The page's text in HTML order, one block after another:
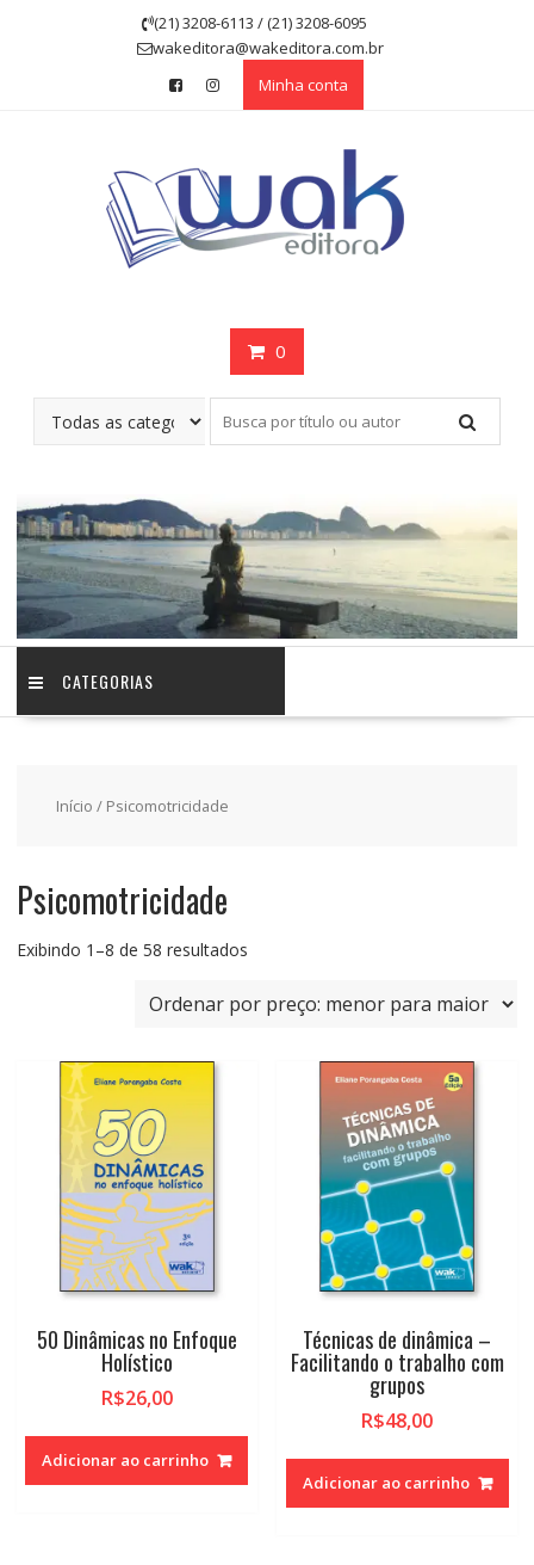
(21) 3208-6113 / (21) 3208-6095
wakeditora@wakeditora.com.br
Minha conta
0
CATEGORIAS
Início / Psicomotricidade
Psicomotricidade
Exibindo 1–8 de 58 resultadosClassificado
preço:
50 Dinâmicas no Enfoque
Holístico
R$26,00
Adicionar ao carrinho
Técnicas de dinâmica –
Facilitando o trabalho com
grupos
R$48,00
Adicionar ao carrinho